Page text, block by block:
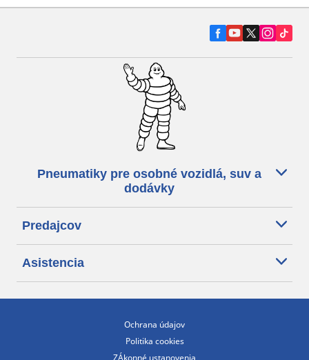
Pneumatiky pre osobné vozidlá, suv a
dodávky
Predajcov
Asistencia
Ochrana údajov
Politika cookies
ZÁkonné ustanovenia